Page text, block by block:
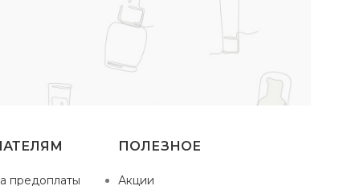
предоплаты
ПОЛЕЗНОЕ
Акции